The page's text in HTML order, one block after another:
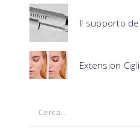
Il supporto
Extension